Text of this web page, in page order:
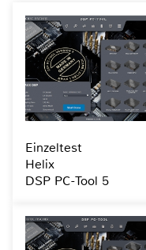
Einzeltest
Helix
DSP PC-Tool 5